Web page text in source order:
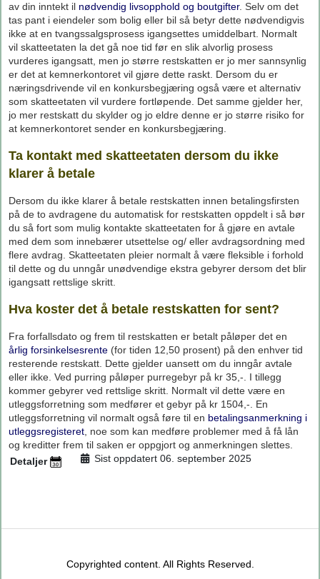
av din inntekt il nødvendig livsopphold og boutgifter. Selv om det
tas pant i eiendeler som bolig eller bil så betyr dette nødvendigvis
ikke at en tvangssalgsprosess igangsettes umiddelbart. Normalt
vil skatteetaten la det gå noe tid før en slik alvorlig prosess
vurderes igangsatt, men jo større restskatten er jo mer sannsynlig
er det at kemnerkontoret vil gjøre dette raskt. Dersom du er
næringsdrivende vil en konkursbegjæring også være et alternativ
som skatteetaten vil vurdere fortløpende. Det samme gjelder her,
jo mer restskatt du skylder og jo eldre denne er jo større risiko for
at kemnerkontoret sender en konkursbegjæring.
Ta kontakt med skatteetaten dersom du ikke
klarer å betale
Dersom du ikke klarer å betale restskatten innen betalingsfirsten
på de to avdragene du automatisk for restskatten oppdelt i så bør
du så fort som mulig kontakte skatteetaten for å gjøre en avtale
med dem som innebærer utsettelse og/ eller avdragsordning med
flere avdrag. Skatteetaten pleier normalt å være fleksible i forhold
til dette og du unngår unødvendige ekstra gebyrer dersom det blir
igangsatt rettslige skritt.
Hva koster det å betale restskatten for sent?
Fra forfallsdato og frem til restskatten er betalt påløper det en
årlig forsinkelsesrente (for tiden 12,50 prosent) på den enhver tid
resterende restskatt. Dette gjelder uansett om du inngår avtale
eller ikke. Ved purring påløper purregebyr på kr 35,-. I tillegg
kommer gebyrer ved rettslige skritt. Normalt vil dette være en
utleggsforretning som medfører et gebyr på kr 1504,-. En
utleggsforretning vil normalt også føre til en betalingsanmerkning i
utleggsregisteret, noe som kan medføre problemer med å få lån
og kreditter frem til saken er oppgjort og anmerkningen slettes.
Detaljer
Sist oppdatert 06. september 2025
Copyrighted content. All Rights Reserved.